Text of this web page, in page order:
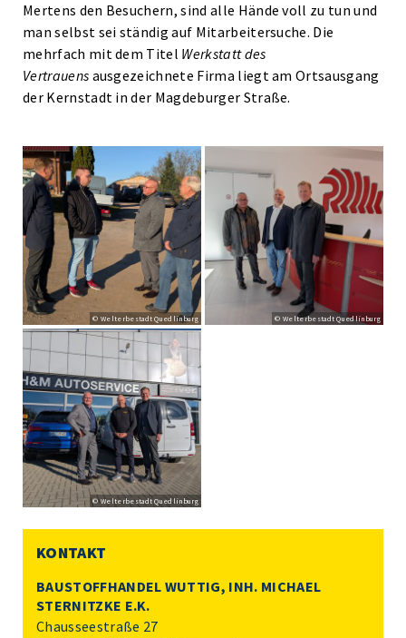
Mertens den Besuchern, sind alle Hände voll zu tun und
man selbst sei ständig auf Mitarbeitersuche. Die
mehrfach mit dem Titel Werkstatt des
Vertrauens ausgezeichnete Firma liegt am Ortsausgang
der Kernstadt in der Magdeburger Straße.
© Welterbestadt Quedlinburg © Welterbestadt Quedlinburg
© Welterbestadt Quedlinburg
KONTAKT
BAUSTOFFHANDEL WUTTIG, INH. MICHAEL
STERNITZKE E.K.
Chausseestraße 27